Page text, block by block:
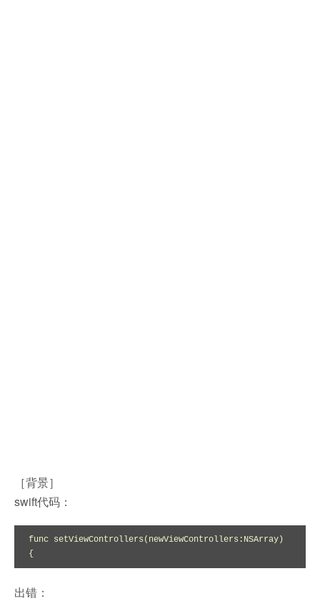
［背景］
swift代码：
func setViewControllers(newViewControllers:NSArray)
{
出错：